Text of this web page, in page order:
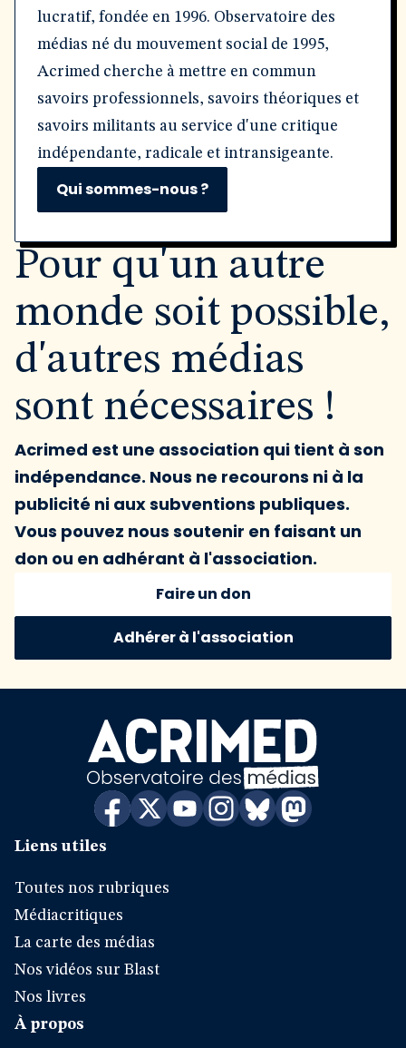
lucratif, fondée en 1996. Observatoire des
médias né du mouvement social de 1995,
Acrimed cherche à mettre en commun
savoirs professionnels, savoirs théoriques et
savoirs militants au service d'une critique
indépendante, radicale et intransigeante.
Qui sommes-nous ?
Pour qu'un autre
monde soit possible,
d'autres médias
sont nécessaires !
Acrimed est une association qui tient à son
indépendance. Nous ne recourons ni à la
publicité ni aux subventions publiques.
Vous pouvez nous soutenir en faisant un
don ou en adhérant à l'association.
Faire un don
Adhérer à l'association
Liens utiles
Toutes nos rubriques
Médiacritiques
La carte des médias
Nos vidéos sur Blast
Nos livres
À propos